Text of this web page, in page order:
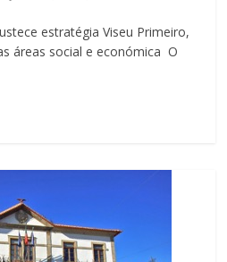
estratégia Viseu Primeiro,
áreas social e económica O